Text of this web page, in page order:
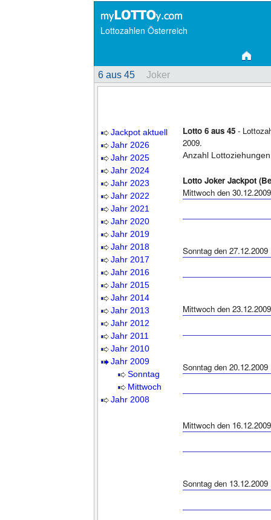
Lottozahlen Österreich
6 aus 45 Joker
Jackpot aktuell
Jahr 2026
Jahr 2025
Jahr 2024
Jahr 2023
Jahr 2022
Jahr 2021
Jahr 2020
Jahr 2019
Jahr 2018
Jahr 2017
Jahr 2016
Jahr 2015
Jahr 2014
Jahr 2013
Jahr 2012
Jahr 2011
Jahr 2010
Jahr 2009
Sonntag
Mittwoch
Jahr 2008
Lotto 6 aus 45 -
2009.
Anzahl
Lotto Joker Jackpot
Mittwoch den 30.12.2009
Sonntag den 27.12.2009
Mittwoch den 23.12.2009
Sonntag den 20.12.2009
Mittwoch den 16.12.2009
Sonntag den 13.12.2009